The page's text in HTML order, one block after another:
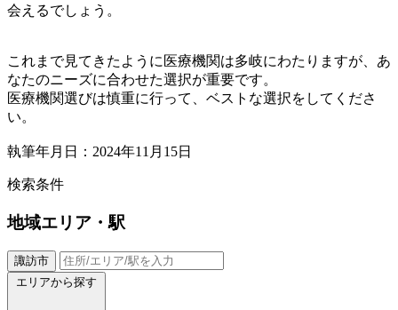
会えるでしょう。
これまで見てきたように医療機関は多岐にわたりますが、あ
なたのニーズに合わせた選択が重要です。
医療機関選びは慎重に行って、ベストな選択をしてくださ
い。
執筆年月日：2024年11月15日
検索条件
地域エリア・駅
諏訪市
エリアから探す